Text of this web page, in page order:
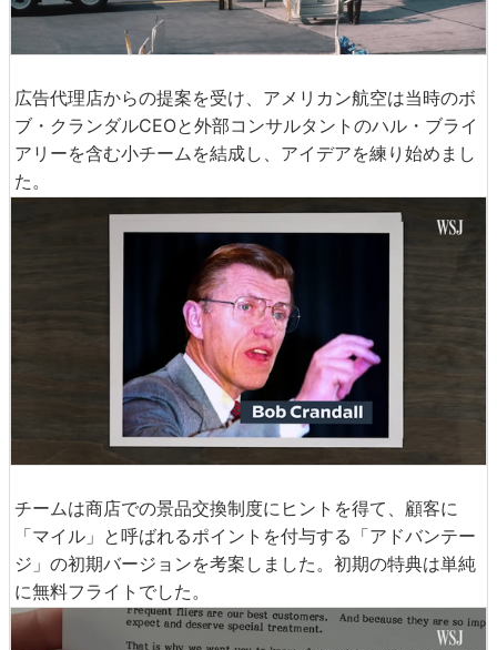
広告代理店からの提案を受け、アメリカン航空は当時のボ
ブ・クランダルCEOと外部コンサルタントのハル・ブライ
アリーを含む小チームを結成し、アイデアを練り始めまし
た。
チームは商店での景品交換制度にヒントを得て、顧客に
「マイル」と呼ばれるポイントを付与する「アドバンテー
ジ」の初期バージョンを考案しました。初期の特典は単純
に無料フライトでした。